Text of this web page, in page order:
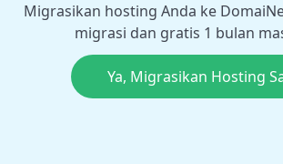
Migrasikan hosting Anda ke
migrasi dan gratis 1 bulan
Ya, Migrasikan Hosting